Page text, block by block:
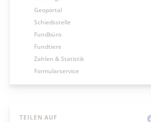
Geoportal
Schiedsstelle
Fundbüro
Fundtiere
Zahlen & Statistik
Formularservice
TEILEN AUF